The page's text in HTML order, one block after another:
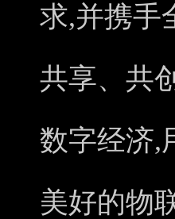
求,并携手
共享、共
数字经济,
美好的物